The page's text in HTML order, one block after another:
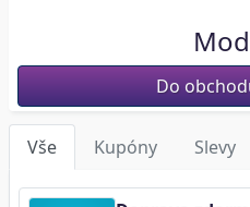
Do
Vše Kupóny Slevy